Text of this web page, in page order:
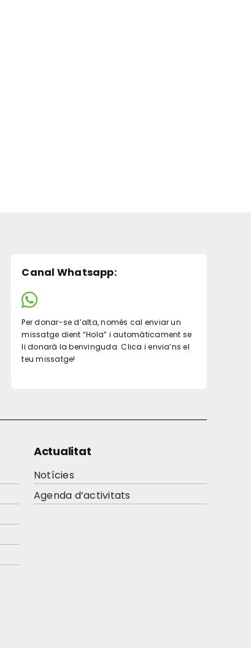
Canal Whatsapp:
Per donar-se d’alta, només cal enviar un
missatge dient “Hola” i automàticament se
li donarà la benvinguda. Clica i envia’ns el
teu missatge!
Actualitat
Notícies
Agenda d’activitats